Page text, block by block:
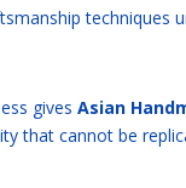
techniques
gives Asian
that cannot be